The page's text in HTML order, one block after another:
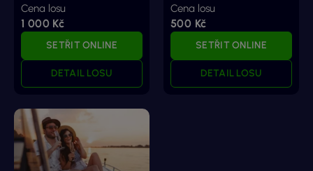
Cena losu
1 000 Kč
SETŘIT ONLINE
DETAIL LOSU
Cena losu
500 Kč
SETŘIT ONLINE
DETAIL LOSU